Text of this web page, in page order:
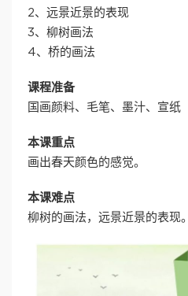
2、远景近景的表现
3、柳树画法
4、桥的画法
课程准备
国画颜料、毛笔、墨汁、宣纸
本课重点
画出春天颜色的感觉。
本课难点
柳树的画法，远景近景的表现。